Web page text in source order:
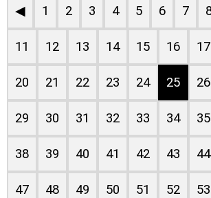
◀ 1 2 3 4 5 6 7
11 12 13 14 15 16 17
20 21 22 23 24 25 26
29 30 31 32 33 34 35
38 39 40 41 42 43 44
47 48 49 50 51 52 53